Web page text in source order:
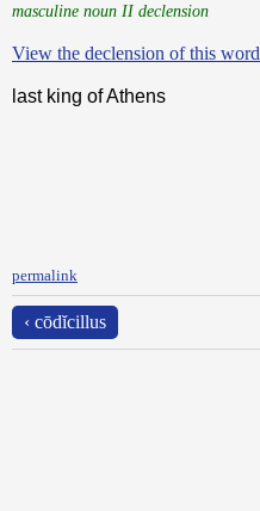
masculine noun II declension
View the declension of this word
last king of Athens
permalink
‹ cōdĭcillus